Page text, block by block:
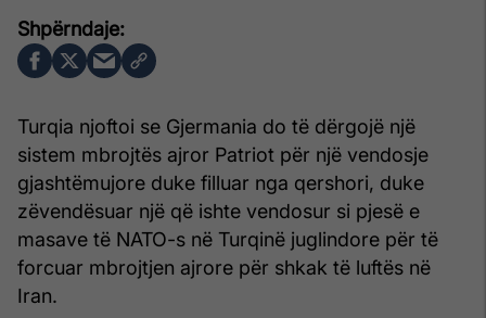
Turqia njoftoi se Gjermania do të dërgojë një
sistem mbrojtës ajror Patriot për një vendosje
gjashtëmujore duke filluar nga qershori, duke
zëvendësuar një që ishte vendosur si pjesë e
masave të NATO-s në Turqinë juglindore për të
forcuar mbrojtjen ajrore për shkak të luftës në
Iran.